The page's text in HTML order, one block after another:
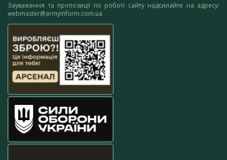
Зауваження та пропозиції по роботі сайту надсилайте на адресу:
webmaster@armyinform.com.ua